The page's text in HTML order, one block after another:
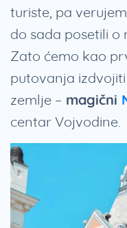
turiste, pa
do sada posetili o
Zato ćemo kao
putovanja
zemlje – magični
centar Vojvodine.